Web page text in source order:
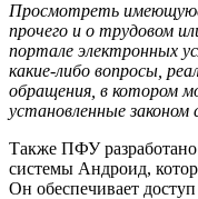
Просмотреть
прочего и о трудовом
портале электронных
какие-либо вопросы,
обращения, в котором
установленные
Также ПФУ
системы Андроид,
Он обеспечивает